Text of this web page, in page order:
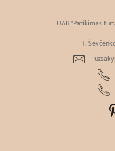
UAB "Patikimas
T.